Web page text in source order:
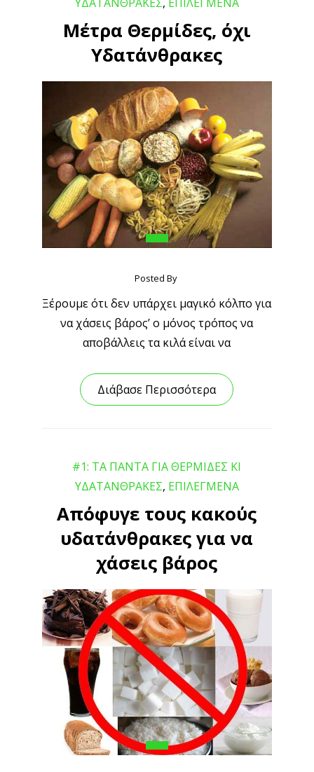
Μέτρα Θερμίδες, όχι
Υδατάνθρακες
Posted By
Ξέρουμε ότι δεν υπάρχει μαγικό κόλπο για
να χάσεις βάρος’ ο μόνος τρόπος να
αποβάλλεις τα κιλά είναι να
Διάβασε Περισσότερα
#1: ΤΑ ΠΑΝΤΑ ΓΙΑ ΘΕΡΜΙΔΕΣ ΚΙ
ΥΔΑΤΑΝΘΡΑΚΕΣ, ΕΠΙΛΕΓΜΕΝΑ
Απόφυγε τους κακούς
υδατάνθρακες για να
χάσεις βάρος